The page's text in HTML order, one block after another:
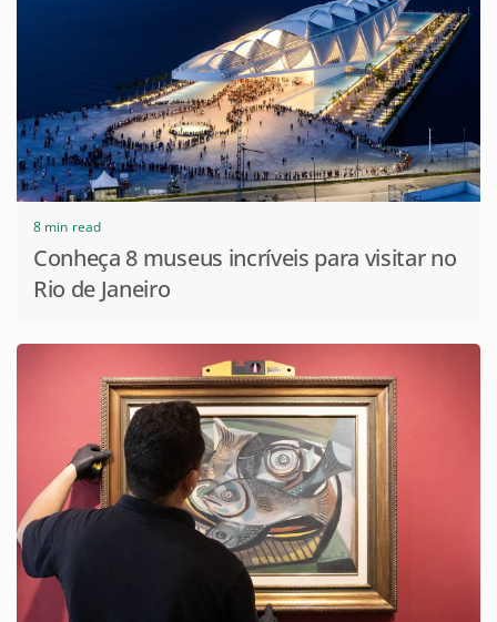
8 min read
Conheça 8 museus incríveis para visitar no
Rio de Janeiro